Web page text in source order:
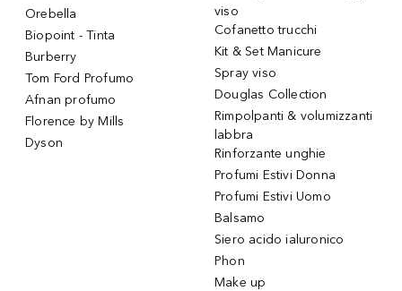
Orebella
Biopoint - Tinta
Burberry
Tom Ford Profumo
Afnan profumo
Florence by Mills
Dyson
viso
Cofanetto trucchi
Kit & Set Manicure
Spray viso
Douglas Collection
Rimpolpanti & volumizzanti
labbra
Rinforzante unghie
Profumi Estivi Donna
Profumi Estivi Uomo
Balsamo
Siero acido ialuronico
Phon
Make up